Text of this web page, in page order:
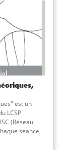
est un
LCSP
(Réseau
séance,